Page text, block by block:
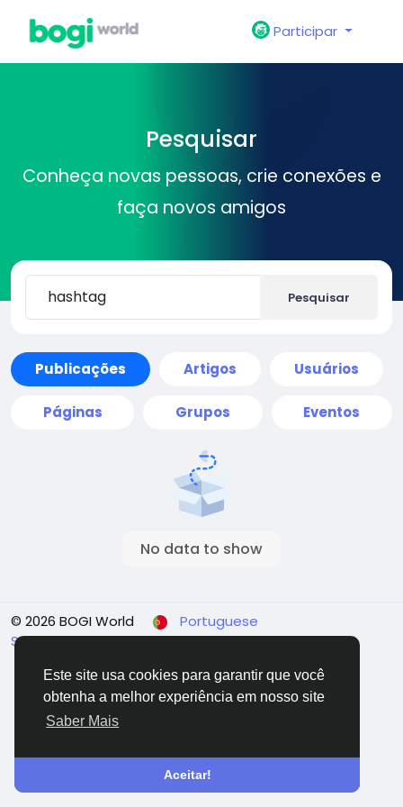
Este site usa cookies para garantir que você
obtenha a melhor experiência em nosso site
Saber Mais
Aceitar!
Participar
Pesquisar
Conheça novas pessoas, crie conexões e
faça novos amigos
Pesquisar
Publicações Artigos Usuários
Páginas Grupos Eventos
No data to show
© 2026 BOGI World
Portuguese
Sobre Termos Affiliate System Privacidade